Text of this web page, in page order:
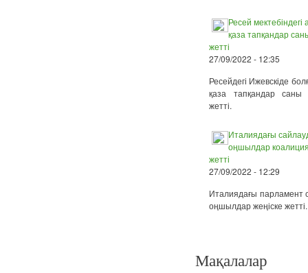
Ресей мектебіндегі
қаза тапқандар
жетті
27/09/2022 - 12:35
Ресейдегі Ижевскіде
қаза тапқандар
жетті.
Италиядағы
оңшылдар
жетті
27/09/2022 - 12:29
Италиядағы парламент
оңшылдар жеңіске жетті.
Мақалалар